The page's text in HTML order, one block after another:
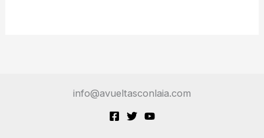
info@avueltasconlaia.com